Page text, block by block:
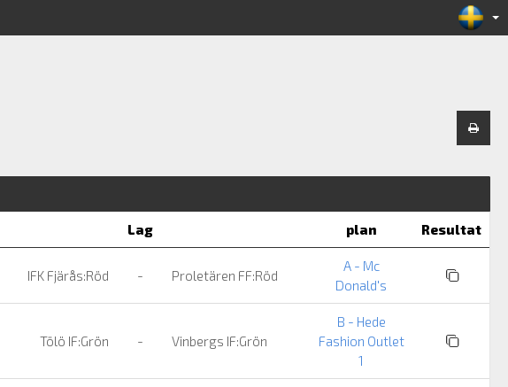
Lag plan Resultat
IFK Fjärås:Röd - Proletären FF:Röd
A - Mc
Donald's
Tölö IF:Grön - Vinbergs IF:Grön
B - Hede
Fashion Outlet
1